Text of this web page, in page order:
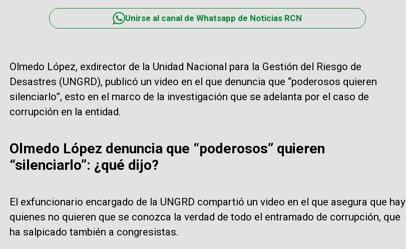
Unirse al canal de Whatsapp de Noticias RCN
Olmedo López, exdirector de la Unidad Nacional para la Gestión del Riesgo de
Desastres (UNGRD), publicó un video en el que denuncia que “poderosos quieren
silenciarlo”, esto en el marco de la investigación que se adelanta por el caso de
corrupción en la entidad.
Olmedo López denuncia que “poderosos” quieren
“silenciarlo”: ¿qué dijo?
El exfuncionario encargado de la UNGRD compartió un video en el que asegura que hay
quienes no quieren que se conozca la verdad de todo el entramado de corrupción, que
ha salpicado también a congresistas.